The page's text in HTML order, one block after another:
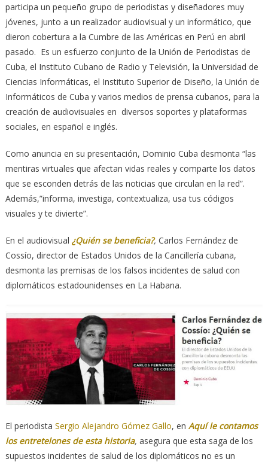
participa un pequeño grupo de periodistas y diseñadores muy
jóvenes, junto a un realizador audiovisual y un informático, que
dieron cobertura a la Cumbre de las Américas en Perú en abril
pasado. Es un esfuerzo conjunto de la Unión de Periodistas de
Cuba, el Instituto Cubano de Radio y Televisión, la Universidad de
Ciencias Informáticas, el Instituto Superior de Diseño, la Unión de
Informáticos de Cuba y varios medios de prensa cubanos, para la
creación de audiovisuales en diversos soportes y plataformas
sociales, en español e inglés.
Como anuncia en su presentación, Dominio Cuba desmonta “las
mentiras virtuales que afectan vidas reales y comparte los datos
que se esconden detrás de las noticias que circulan en la red”.
Además,”informa, investiga, contextualiza, usa tus códigos
visuales y te divierte”.
En el audiovisual ¿Quién se beneficia?, Carlos Fernández de
Cossío, director de Estados Unidos de la Cancillería cubana,
desmonta las premisas de los falsos incidentes de salud con
diplomáticos estadounidenses en La Habana.
El periodista Sergio Alejandro Gómez Gallo, en Aquí le contamos
los entretelones de esta historia, asegura que esta saga de los
supuestos incidentes de salud de los diplomáticos no es un